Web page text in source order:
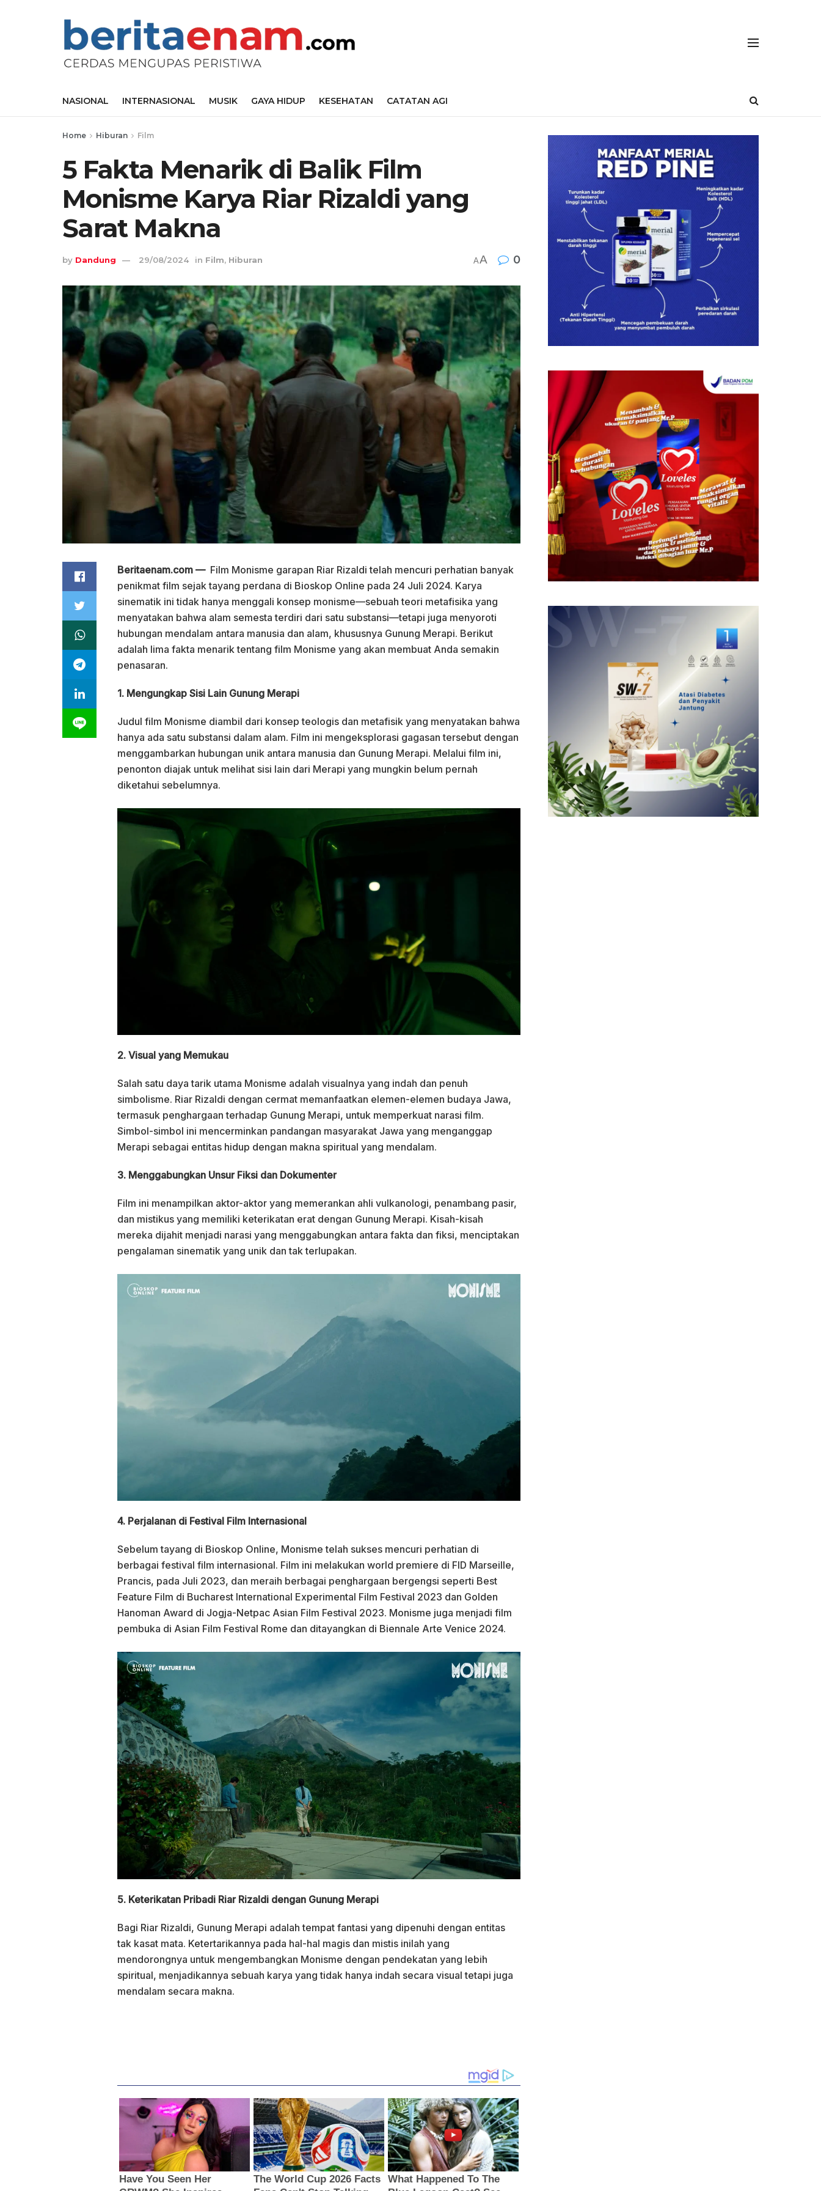
NASIONAL INTERNASIONAL MUSIK GAYA HIDUP KESEHATAN CATATAN AGI
Home Hiburan Film
5 Fakta Menarik di Balik Film
Monisme Karya Riar Rizaldi yang
Sarat Makna
by Dandung 29/08/2024 in Film, Hiburan AA 0
Beritaenam.com — Film Monisme garapan Riar Rizaldi telah mencuri perhatian banyak
penikmat film sejak tayang perdana di Bioskop Online pada 24 Juli 2024. Karya
sinematik ini tidak hanya menggali konsep monisme—sebuah teori metafisika yang
menyatakan bahwa alam semesta terdiri dari satu substansi—tetapi juga menyoroti
hubungan mendalam antara manusia dan alam, khususnya Gunung Merapi. Berikut
adalah lima fakta menarik tentang film Monisme yang akan membuat Anda semakin
penasaran.
1. Mengungkap Sisi Lain Gunung Merapi
Judul film Monisme diambil dari konsep teologis dan metafisik yang menyatakan bahwa
hanya ada satu substansi dalam alam. Film ini mengeksplorasi gagasan tersebut dengan
menggambarkan hubungan unik antara manusia dan Gunung Merapi. Melalui film ini,
penonton diajak untuk melihat sisi lain dari Merapi yang mungkin belum pernah
diketahui sebelumnya.
2. Visual yang Memukau
Salah satu daya tarik utama Monisme adalah visualnya yang indah dan penuh
simbolisme. Riar Rizaldi dengan cermat memanfaatkan elemen-elemen budaya Jawa,
termasuk penghargaan terhadap Gunung Merapi, untuk memperkuat narasi film.
Simbol-simbol ini mencerminkan pandangan masyarakat Jawa yang menganggap
Merapi sebagai entitas hidup dengan makna spiritual yang mendalam.
3. Menggabungkan Unsur Fiksi dan Dokumenter
Film ini menampilkan aktor-aktor yang memerankan ahli vulkanologi, penambang pasir,
dan mistikus yang memiliki keterikatan erat dengan Gunung Merapi. Kisah-kisah
mereka dijahit menjadi narasi yang menggabungkan antara fakta dan fiksi, menciptakan
pengalaman sinematik yang unik dan tak terlupakan.
4. Perjalanan di Festival Film Internasional
Sebelum tayang di Bioskop Online, Monisme telah sukses mencuri perhatian di
berbagai festival film internasional. Film ini melakukan world premiere di FID Marseille,
Prancis, pada Juli 2023, dan meraih berbagai penghargaan bergengsi seperti Best
Feature Film di Bucharest International Experimental Film Festival 2023 dan Golden
Hanoman Award di Jogja-Netpac Asian Film Festival 2023. Monisme juga menjadi film
pembuka di Asian Film Festival Rome dan ditayangkan di Biennale Arte Venice 2024.
5. Keterikatan Pribadi Riar Rizaldi dengan Gunung Merapi
Bagi Riar Rizaldi, Gunung Merapi adalah tempat fantasi yang dipenuhi dengan entitas
tak kasat mata. Ketertarikannya pada hal-hal magis dan mistis inilah yang
mendorongnya untuk mengembangkan Monisme dengan pendekatan yang lebih
spiritual, menjadikannya sebuah karya yang tidak hanya indah secara visual tetapi juga
mendalam secara makna.